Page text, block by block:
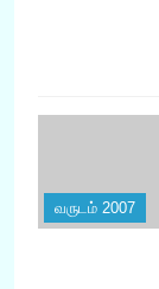
வருடம் 2007